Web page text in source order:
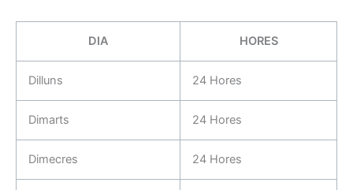
DIA HORES
Dilluns 24 Hores
Dimarts 24 Hores
Dimecres 24 Hores